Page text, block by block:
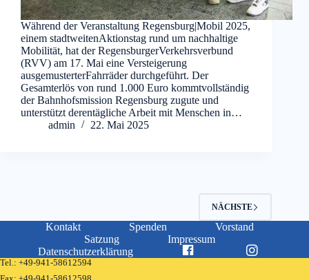
Während der Veranstaltung Regensburg|Mobil 2025,
einem stadtweitenAktionstag rund um nachhaltige
Mobilität, hat der RegensburgerVerkehrsverbund
(RVV) am 17. Mai eine Versteigerung
ausgemusterterFahrräder durchgeführt. Der
Gesamterlös von rund 1.000 Euro kommtvollständig
der Bahnhofsmission Regensburg zugute und
unterstützt derentägliche Arbeit mit Menschen in…
admin
22. Mai 2025
NÄCHSTE
Kontakt Spenden
Vorstand
Satzung
Impressum
Datenschutzerklärung
Tel.: +49-941-58612594